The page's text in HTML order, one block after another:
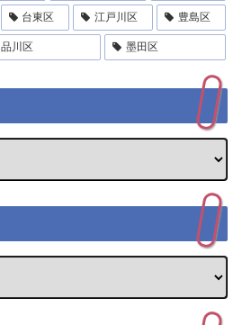
台東区 江戸川区 豊島区
品川区 墨田区